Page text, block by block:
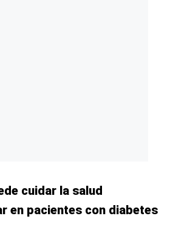
cuidar la salud
en pacientes con diabetes